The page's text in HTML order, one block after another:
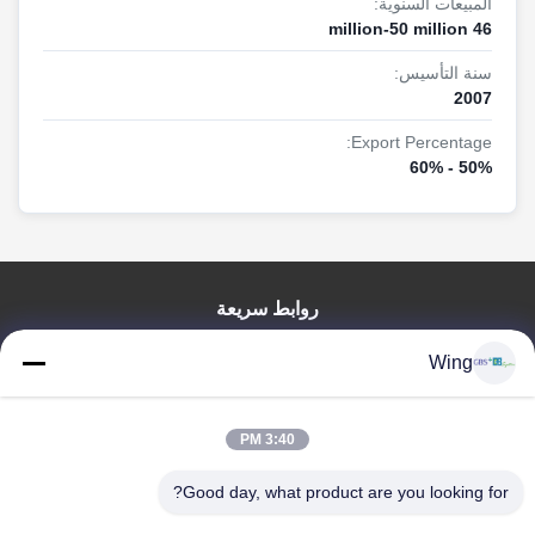
46 million-50 million
سنة التأسيس:
2007
Export Percentage:
50% - 60%
روابط سريعة
برنامج VR
جولة في المصنع
Wing
3:40 PM
Good day, what product are you looking for?